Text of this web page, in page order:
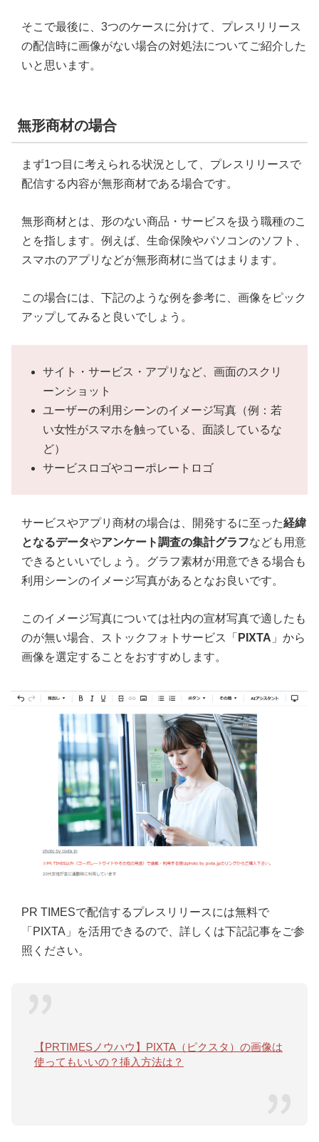
そこで最後に、3つのケースに分けて、プレスリリース
の配信時に画像がない場合の対処法についてご紹介した
いと思います。
無形商材の場合
まず1つ目に考えられる状況として、プレスリリースで
配信する内容が無形商材である場合です。
無形商材とは、形のない商品・サービスを扱う職種のこ
とを指します。例えば、生命保険やパソコンのソフト、
スマホのアプリなどが無形商材に当てはまります。
この場合には、下記のような例を参考に、画像をピック
アップしてみると良いでしょう。
サイト・サービス・アプリなど、画面のスクリ
ーンショット
ユーザーの利用シーンのイメージ写真（例：若
い女性がスマホを触っている、面談しているな
ど）
サービスロゴやコーポレートロゴ
サービスやアプリ商材の場合は、開発するに至った経緯
となるデータやアンケート調査の集計グラフなども用意
できるといいでしょう。グラフ素材が用意できる場合も
利用シーンのイメージ写真があるとなお良いです。
このイメージ写真については社内の宣材写真で適したも
のが無い場合、ストックフォトサービス「 PIXTA 」から
画像を選定することをおすすめします。
PR TIMESで配信するプレスリリースには無料で
「PIXTA」を活用できるので、詳しくは下記記事をご参
照ください。
【PRTIMESノウハウ】PIXTA（ピクスタ）の画像は
使ってもいいの？挿入方法は？